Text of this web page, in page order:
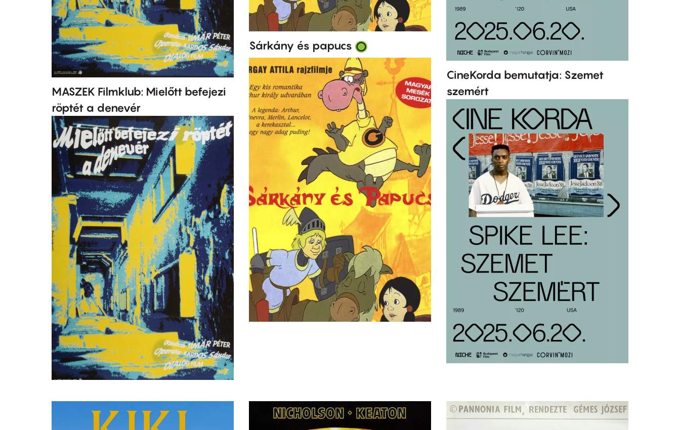
MASZEK Filmklub: Mielőtt befejezi
röptét a denevér
Sárkány és papucs
CineKorda bemutatja: Szemet
szemért